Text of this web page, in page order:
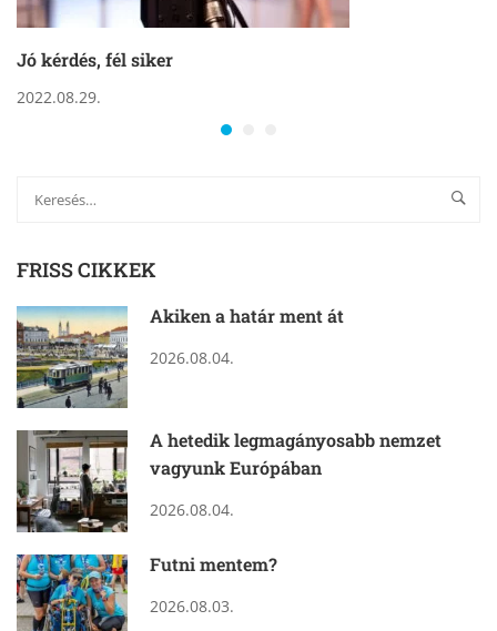
Jó kérdés, fél siker
2022.08.29.
FRISS CIKKEK
Akiken a határ ment át
2026.08.04.
A hetedik legmagányosabb nemzet
vagyunk Európában
2026.08.04.
Futni mentem?
2026.08.03.